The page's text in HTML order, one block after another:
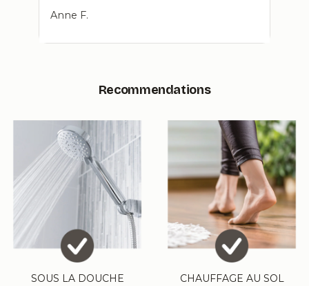
Anne F.
Recommendations
SOUS LA DOUCHE CHAUFFAGE AU SOL